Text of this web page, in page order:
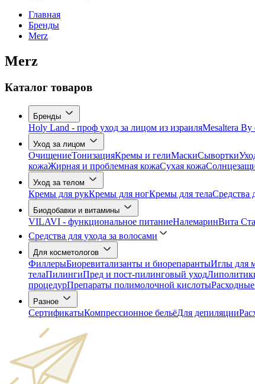
Главная
Бренды
Merz
Merz
Каталог товаров
Бренды
Holy Land - проф уход за лицом из израиляMesaltera
Уход за лицом
ОчищениеТонизацияКремы и гелиМаскиСывортки
кожаЖирная и проблемная кожаСухая кожа
Уход за телом
Кремы для рукКремы для ногКремы для телаСредства
Биодобавки и витамины
VILAVI - функциональное питаниеНалемаринВита
Средства для ухода за волосами
Для косметологов
ФиллерыБиоревитализанты и биорепарантыИглы для
телаПилингиПред и пост-пилинговый уход
процедурПрепараты полимолочной кислоты
Разное
СертификатыКомпрессионное бельёДля депиляции